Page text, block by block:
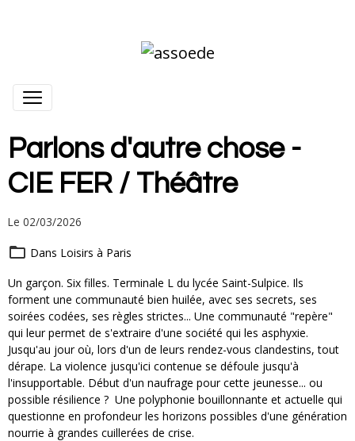
Parlons d'autre chose -
CIE FER / Théâtre
Le 02/03/2026
Dans Loisirs à Paris
Un garçon. Six filles. Terminale L du lycée Saint-Sulpice. Ils
forment une communauté bien huilée, avec ses secrets, ses
soirées codées, ses règles strictes... Une communauté "repère"
qui leur permet de s'extraire d'une société qui les asphyxie.
Jusqu'au jour où, lors d'un de leurs rendez-vous clandestins, tout
dérape. La violence jusqu'ici contenue se défoule jusqu'à
l'insupportable. Début d'un naufrage pour cette jeunesse... ou
possible résilience ? Une polyphonie bouillonnante et actuelle qui
questionne en profondeur les horizons possibles d'une génération
nourrie à grandes cuillerées de crise.